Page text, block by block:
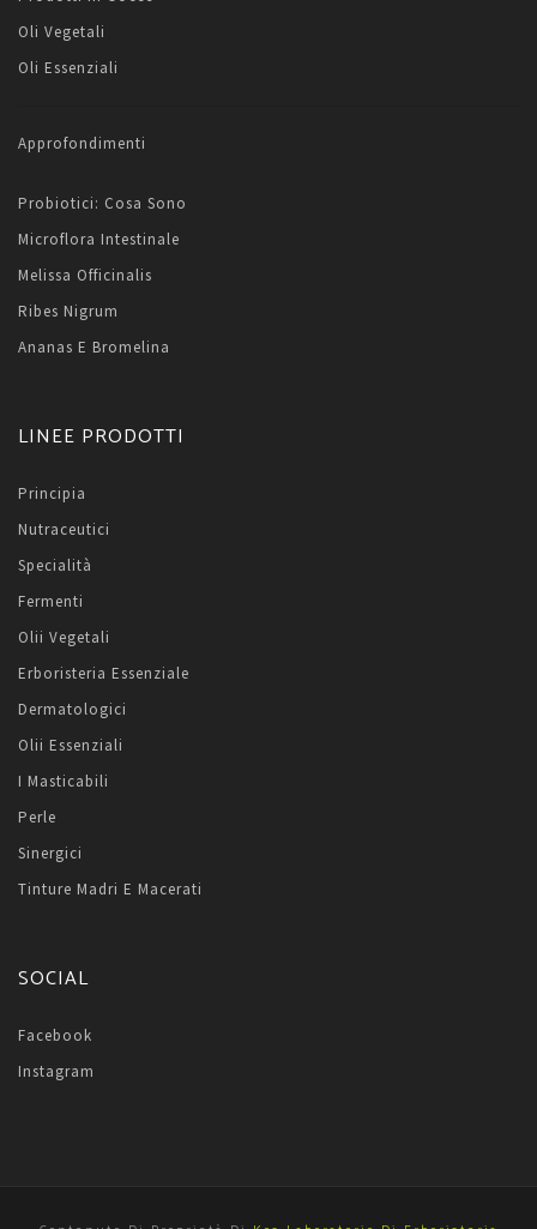
Oli Vegetali
Oli Essenziali
Approfondimenti
Probiotici: Cosa Sono
Microflora Intestinale
Melissa Officinalis
Ribes Nigrum
Ananas E Bromelina
LINEE PRODOTTI
Principia
Nutraceutici
Specialità
Fermenti
Olii Vegetali
Erboristeria Essenziale
Dermatologici
Olii Essenziali
I Masticabili
Perle
Sinergici
Tinture Madri E Macerati
SOCIAL
Facebook
Instagram